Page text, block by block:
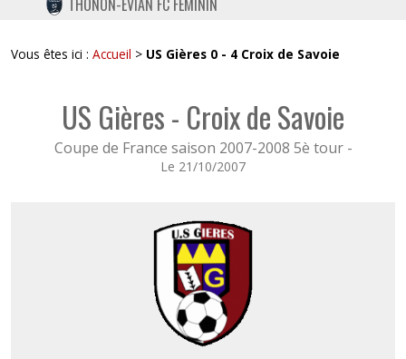
TWITTER
INSTAGRAM
THONON-EVIAN FC FÉMININ
Vous êtes ici : Accueil > US Gières 0 - 4 Croix de Savoie
US Gières - Croix de Savoie
Coupe de France saison 2007-2008 5è tour -
Le 21/10/2007